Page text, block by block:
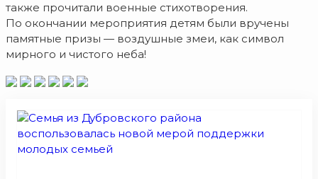
также прочитали военные стихотворения.
По окончании мероприятия детям были вручены
памятные призы — воздушные змеи, как символ
мирного и чистого неба!